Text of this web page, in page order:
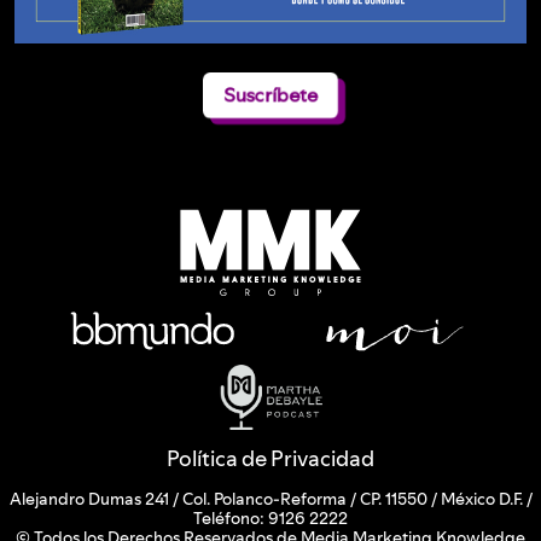
Suscríbete
Política de Privacidad
Alejandro Dumas 241 / Col. Polanco-Reforma / CP. 11550 / México D.F. /
Teléfono: 9126 2222